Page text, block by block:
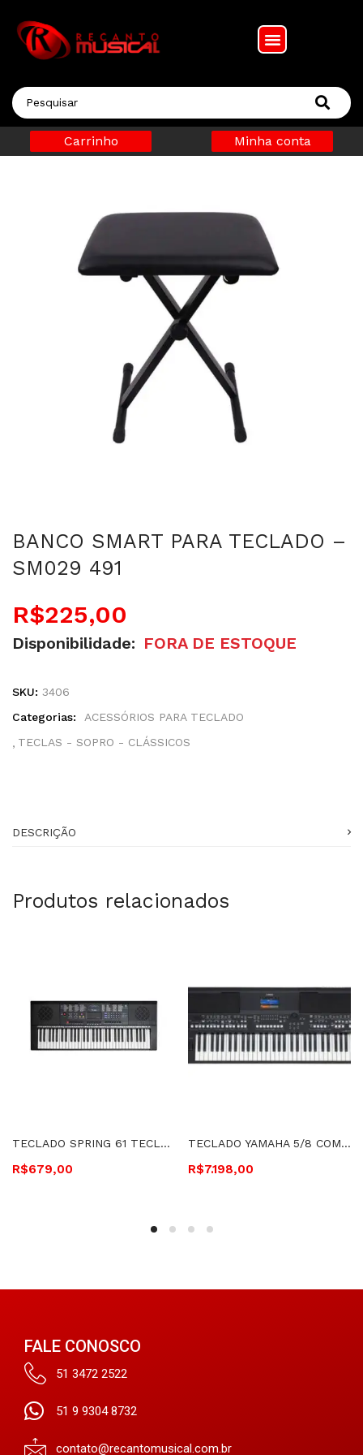
Carrinho Minha conta
BANCO SMART PARA TECLADO –
SM029 491
R$225,00
Disponibilidade: FORA DE ESTOQUE
SKU: 3406
Categorias:
ACESSÓRIOS PARA TECLADO
TECLAS - SOPRO - CLÁSSICOS
DESCRIÇÃO
Produtos relacionados
TECLADO SPRING 61 TECLAS COM FONTE – TC-261
R$679,00
TECLADO YAMAHA 5/8 COM FONTE- PSR-SX600
R$7.198,00
FALE CONOSCO
51 3472 2522
51 9 9304 8732
contato@recantomusical.com.br